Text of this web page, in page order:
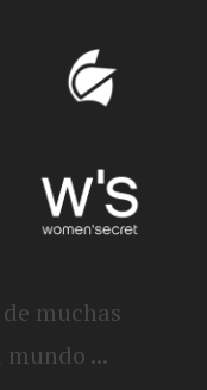
muchas
mundo ...